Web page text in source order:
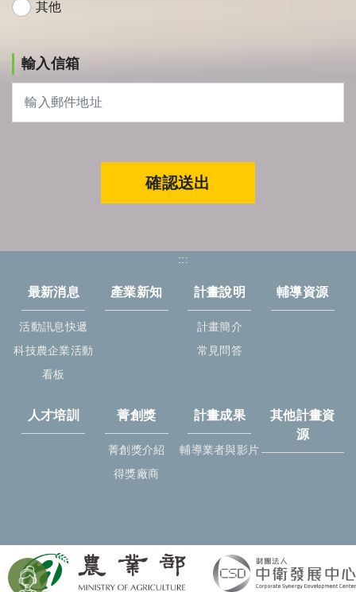
其他
輸入信箱
確認送出
:::
最新消息
活動訊息快遞
科技農企業活動
看板
產業新知 計畫說明
計畫簡介
常見問答
輔導資源
人才培訓 菁創獎
菁創獎介紹
得獎廠商
計畫成果
輔導業者與影片
其他計畫資
源